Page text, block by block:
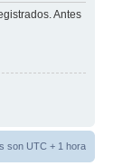
Antes
son UTC + 1 hora